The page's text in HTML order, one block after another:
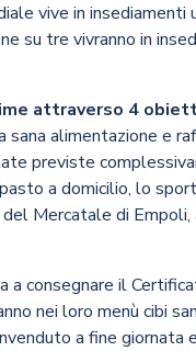
vive in insediamenti
su tre vivranno in
attraverso 4
alimentazione e
previste
a domicilio, lo
Mercatale di
a consegnare il
nei loro menù cibi
a fine giornata